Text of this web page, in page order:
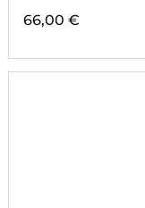
66,00 €